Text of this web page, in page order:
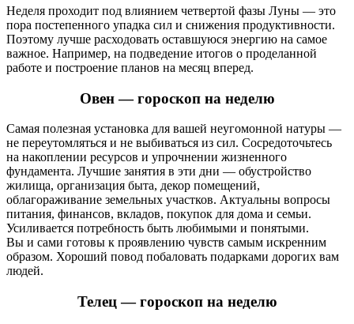
Неделя проходит под влиянием четвертой фазы Луны — это
пора постепенного упадка сил и снижения продуктивности.
Поэтому лучше расходовать оставшуюся энергию на самое
важное. Например, на подведение итогов о проделанной
работе и построение планов на месяц вперед.
Овен — гороскоп на неделю
Самая полезная установка для вашей неугомонной натуры —
не переутомляться и не выбиваться из сил. Сосредоточьтесь
на накоплении ресурсов и упрочнении жизненного
фундамента. Лучшие занятия в эти дни — обустройство
жилища, организация быта, декор помещений,
облагораживание земельных участков. Актуальны вопросы
питания, финансов, вкладов, покупок для дома и семьи.
Усиливается потребность быть любимыми и понятыми.
Вы и сами готовы к проявлению чувств самым искренним
образом. Хороший повод побаловать подарками дорогих вам
людей.
Телец — гороскоп на неделю